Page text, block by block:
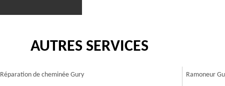
AUTRES SERVICES
Réparation de cheminée Gury Ramoneur